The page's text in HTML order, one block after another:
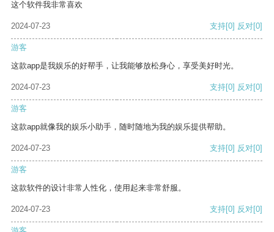
这个软件我非常喜欢
2024-07-23 支持[0] 反对[0]
游客
这款app是我娱乐的好帮手，让我能够放松身心，享受美好时光。
2024-07-23 支持[0] 反对[0]
游客
这款app就像我的娱乐小助手，随时随地为我的娱乐提供帮助。
2024-07-23 支持[0] 反对[0]
游客
这款软件的设计非常人性化，使用起来非常舒服。
2024-07-23 支持[0] 反对[0]